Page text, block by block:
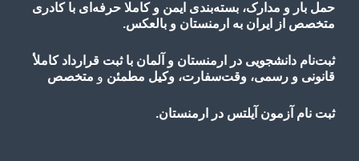
حمل بار و مدارک، بسته‌بندی ایمن و کاملا حرفه‌ای با کادری
متخصص از ایران به ارمنستان و بالعکس.
ثبت‌نام دانشجویی در ارمنستان و آلمان با ثبت قرارداد کاملأ
قانونی و رسمی، وقت‌سفارت، وکیل مطمئن و متخصص
ثبت نام آزمون آیلتس در ارمنستان.